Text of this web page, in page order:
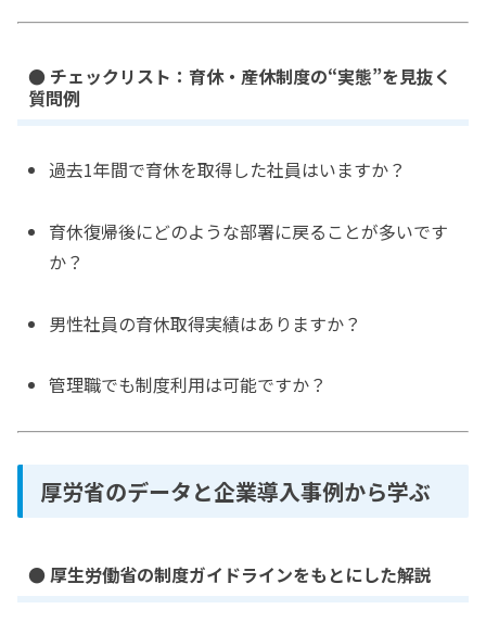
● チェックリスト：育休・産休制度の“実態”を見抜く
質問例
過去1年間で育休を取得した社員はいますか？
育休復帰後にどのような部署に戻ることが多いです
か？
男性社員の育休取得実績はありますか？
管理職でも制度利用は可能ですか？
厚労省のデータと企業導入事例から学ぶ
● 厚生労働省の制度ガイドラインをもとにした解説